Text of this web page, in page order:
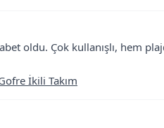
oldu. Çok kullanışlı, hem
İkili Takım